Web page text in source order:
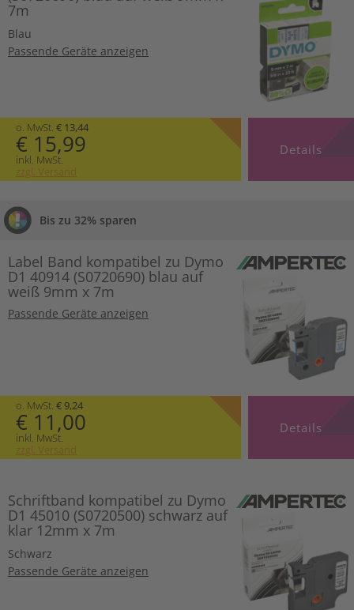
7m
Blau
Passende Geräte anzeigen
o. MwSt. € 13,44
€ 15,99
inkl. MwSt.
zzgl. Versand
Details
Bis zu 32% sparen
Label Band kompatibel zu Dymo
D1 40914 (S0720690) blau auf
weiß 9mm x 7m
Passende Geräte anzeigen
o. MwSt. € 9,24
€ 11,00
inkl. MwSt.
zzgl. Versand
Details
Schriftband kompatibel zu Dymo
D1 45010 (S0720500) schwarz auf
klar 12mm x 7m
Schwarz
Passende Geräte anzeigen